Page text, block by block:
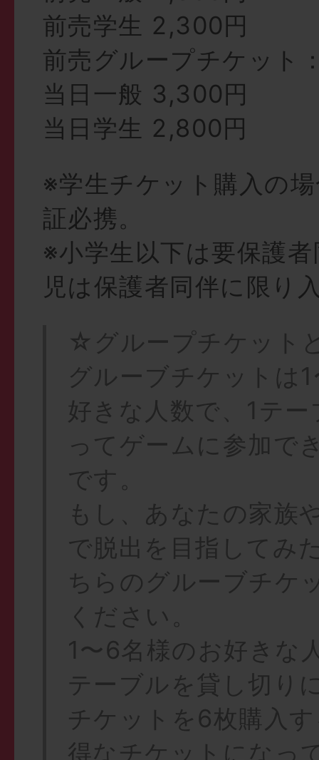
前売学生 2,300円
前売グループチケット
当日一般 3,300円
当日学生 2,800円
※学生チケット購入の
証必携。
※小学生以下は要保護
児は保護者同伴に限り
☆グループチケット
グルーブチケットは
好きな人数で、1テ
ってゲームに参加で
です。
もし、あなたの家族
で脱出を目指してみ
ちらのグルーブチケ
ください。
1〜6名様のお好きな
テーブルを貸し切り
チケットを6枚購入
得なチケットになっ